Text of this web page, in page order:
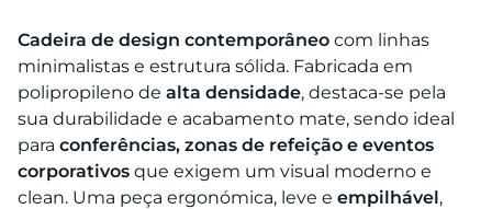
Cadeira de design contemporâneo com linhas
minimalistas e estrutura sólida. Fabricada em
polipropileno de alta densidade, destaca-se pela
sua durabilidade e acabamento mate, sendo ideal
para conferências, zonas de refeição e eventos
corporativos que exigem um visual moderno e
clean. Uma peça ergonómica, leve e empilhável,